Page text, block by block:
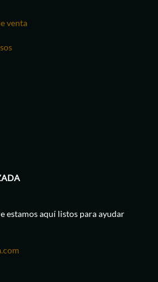
venta
estamos aquí listos para ayudar